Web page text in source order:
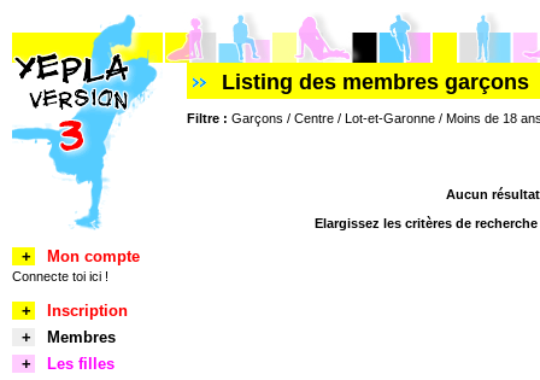
Listing des membres garçons
Filtre : Garçons / Centre / Lot-et-Garonne / Moins de 18
Aucun
Elargissez les critères de
+ Mon compte
Connecte toi ici !
+
Inscription
+
Membres
+
Les filles